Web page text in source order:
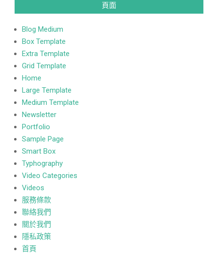
頁面
Blog Medium
Box Template
Extra Template
Grid Template
Home
Large Template
Medium Template
Newsletter
Portfolio
Sample Page
Smart Box
Typhography
Video Categories
Videos
服務條款
聯絡我們
關於我們
隱私政策
首頁